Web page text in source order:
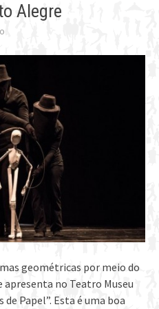
Alegre
geométricas por meio do
apresenta no Teatro Museu
Papel”. Esta é uma boa